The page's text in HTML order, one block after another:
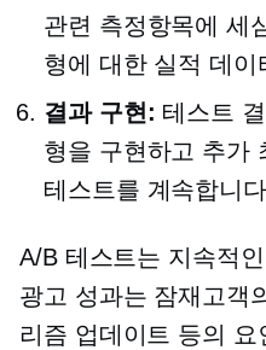
관련 측정항목에 세
형에 대한 실적 데이
결과 구현: 테스트
형을 구현하고 추가
테스트를 계속합니
A/B 테스트는 지속적
광고 성과는 잠재고객
리즘 업데이트 등의